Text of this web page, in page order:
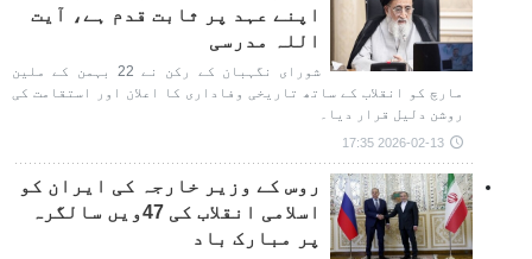
اپنے عہد پر ثابت قدم ہے، آیت
اللہ مدرسی
شورای نگہبان کے رکن نے 22 بہمن کے ملین
مارچ کو انقلاب کے ساتھ تاریخی وفاداری کا اعلان اور استقامت کی
روشن دلیل قرار دیا۔
2026-02-13 17:35
روس کے وزیر خارجہ کی ایران کو
اسلامی انقلاب کی 47ویں سالگرہ
پر مبارک باد